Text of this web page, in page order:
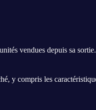
vendues depuis sa
y compris les